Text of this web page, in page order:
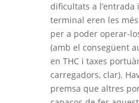
dificultats a l’entrada
terminal eren les
per a poder operar-
(amb el consegüent
en THC i taxes
carregadors, clar).
premsa que altres